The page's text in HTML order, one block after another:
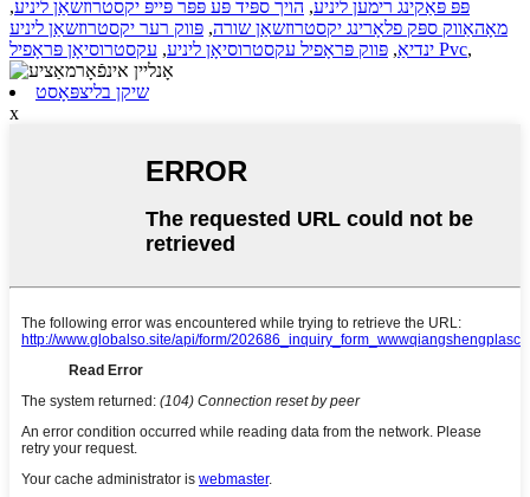
פּפּ פּאַקינג רימען ליניע, הויך ספּיד פּע פּפּר פּייפּ יקסטרוזשאַן ליניע,
מאָהאַווק ספּק פלאָרינג יקסטרוזשאַן שורה, פּווק רער יקסטרוזשאַן ליניע
ינדיאַ, פּווק פּראָפיל עקסטרוסיאָן ליניע, עקסטרוסיאָן פּראָפיל Pvc,
שיקן בליצפּאָסט
x